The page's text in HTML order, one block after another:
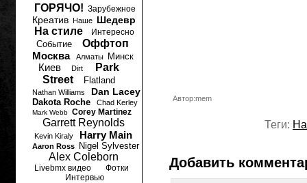
Автор:mem
Теги:
Добавить
ГОРЯЧО! Зарубежное
Креатив Наше Шедевр
На стиле Интересно
Событие
Оффтоп
Москва
Алматы Минск
Киев Dirt
Park
Street
Flatland
Nathan Williams Dan Lacey
Dakota Roche Chad Kerley
Mark Webb Corey Martinez
Garrett Reynolds
Kevin Kiraly Harry Main
Aaron Ross Nigel Sylvester
Alex Coleborn
Livebmx видео
Фотки
Интервью